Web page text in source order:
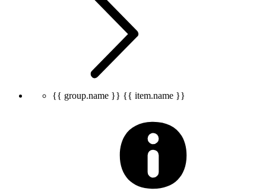
{{ group.name }} {{ item.name }}